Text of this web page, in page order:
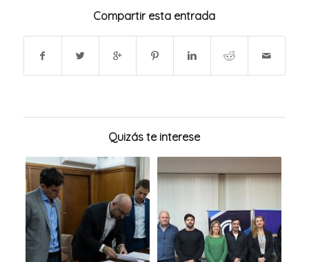
Compartir esta entrada
Quizás te interese